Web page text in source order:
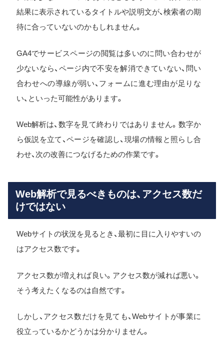
結果に表示されているタイトルや説明文が、検索者の期
待に合っていないのかもしれません。
GA4でサービスページの閲覧は多いのに問い合わせが
少ないなら、ページ内で不安を解消できていない、問い
合わせへの導線が弱い、フォームに進む理由が足りな
い、といった可能性があります。
Web解析は、数字を見て終わりではありません。数字か
ら仮説を立て、ページを確認し、現場の情報と照らし合
わせ、次の改善につなげるための作業です。
Web解析で見るべきものは、アクセス数だ
けではない
Webサイトの状況を見るとき、最初に目に入りやすいの
はアクセス数です。
アクセス数が増えれば良い。アクセス数が減れば悪い。
そう考えたくなるのは自然です。
しかし、アクセス数だけを見ても、Webサイトが事業に
役立っているかどうかは分かりません。